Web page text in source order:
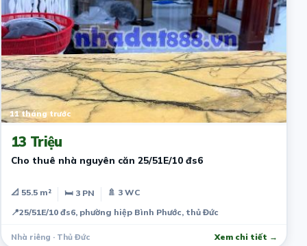
11 tháng trước
13 Triệu
Cho thuê nhà nguyên căn 25/51E/10 đs6
📐 55.5 m² 🛏 3 PN
🚿 3 WC
📍25/51E/10 đs6, phường hiệp Bình Phước, thủ Đức
Nhà riêng · Thủ Đức Xem chi tiết →